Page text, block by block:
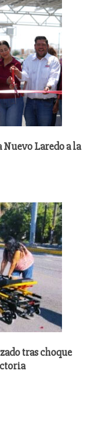
Laredo a la
tras choque